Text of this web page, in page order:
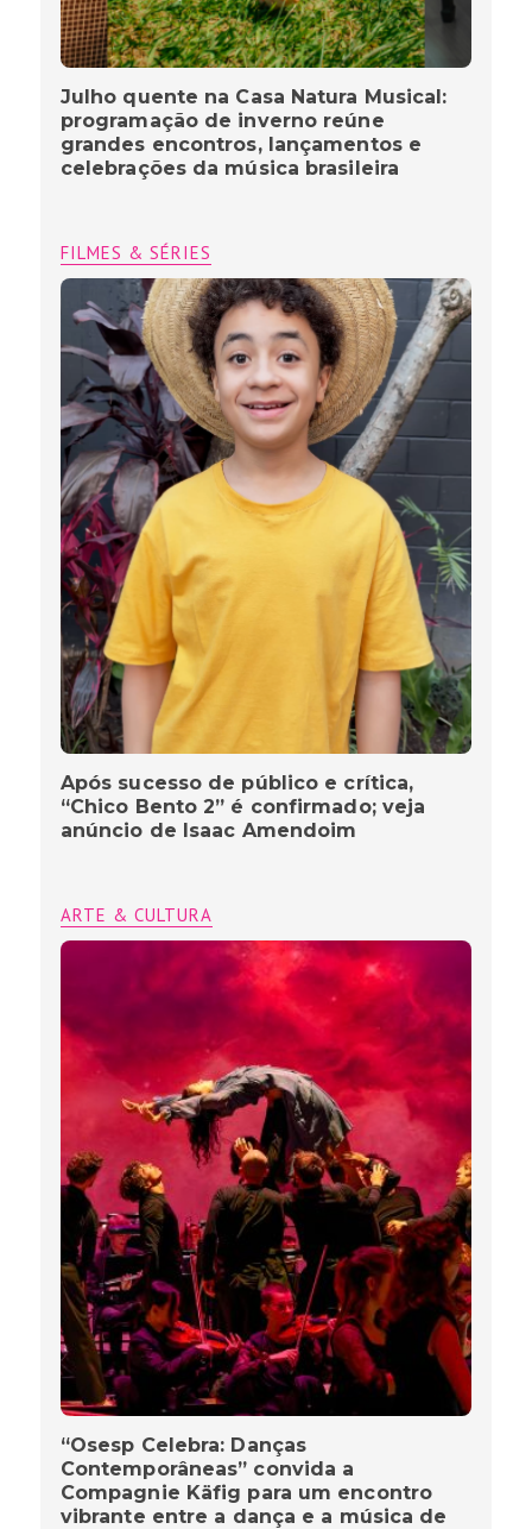
Julho quente na Casa Natura Musical:
programação de inverno reúne
grandes encontros, lançamentos e
celebrações da música brasileira
FILMES & SÉRIES
Após sucesso de público e crítica,
“Chico Bento 2” é confirmado; veja
anúncio de Isaac Amendoim
ARTE & CULTURA
“Osesp Celebra: Danças
Contemporâneas” convida a
Compagnie Käfig para um encontro
vibrante entre a dança e a música de